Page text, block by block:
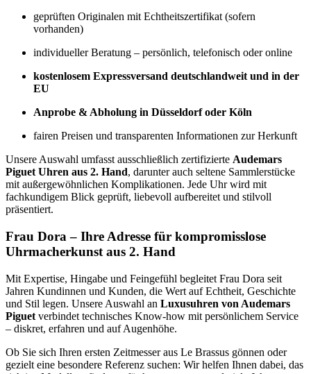
geprüften Originalen mit Echtheitszertifikat (sofern
vorhanden)
individueller Beratung – persönlich, telefonisch oder online
kostenlosem Expressversand deutschlandweit und in der
EU
Anprobe & Abholung in Düsseldorf oder Köln
fairen Preisen und transparenten Informationen zur Herkunft
Unsere Auswahl umfasst ausschließlich zertifizierte Audemars
Piguet Uhren aus 2. Hand, darunter auch seltene Sammlerstücke
mit außergewöhnlichen Komplikationen. Jede Uhr wird mit
fachkundigem Blick geprüft, liebevoll aufbereitet und stilvoll
präsentiert.
Frau Dora – Ihre Adresse für kompromisslose
Uhrmacherkunst aus 2. Hand
Mit Expertise, Hingabe und Feingefühl begleitet Frau Dora seit
Jahren Kundinnen und Kunden, die Wert auf Echtheit, Geschichte
und Stil legen. Unsere Auswahl an Luxusuhren von Audemars
Piguet verbindet technisches Know-how mit persönlichem Service
– diskret, erfahren und auf Augenhöhe.
Ob Sie sich Ihren ersten Zeitmesser aus Le Brassus gönnen oder
gezielt eine besondere Referenz suchen: Wir helfen Ihnen dabei, das